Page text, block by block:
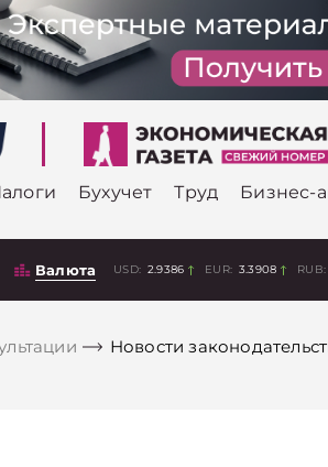
Бухучет Труд Бизнес-
Валюта USD: 2.9386 EUR: 3.3908 RUB:
Новости